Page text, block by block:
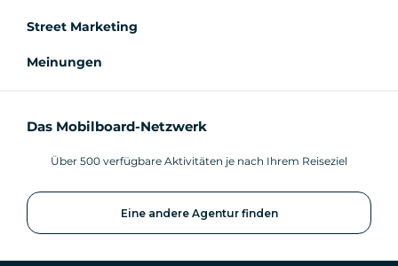
Street Marketing
Meinungen
Das Mobilboard-Netzwerk
Über 500 verfügbare Aktivitäten je nach Ihrem Reiseziel
Eine andere Agentur finden